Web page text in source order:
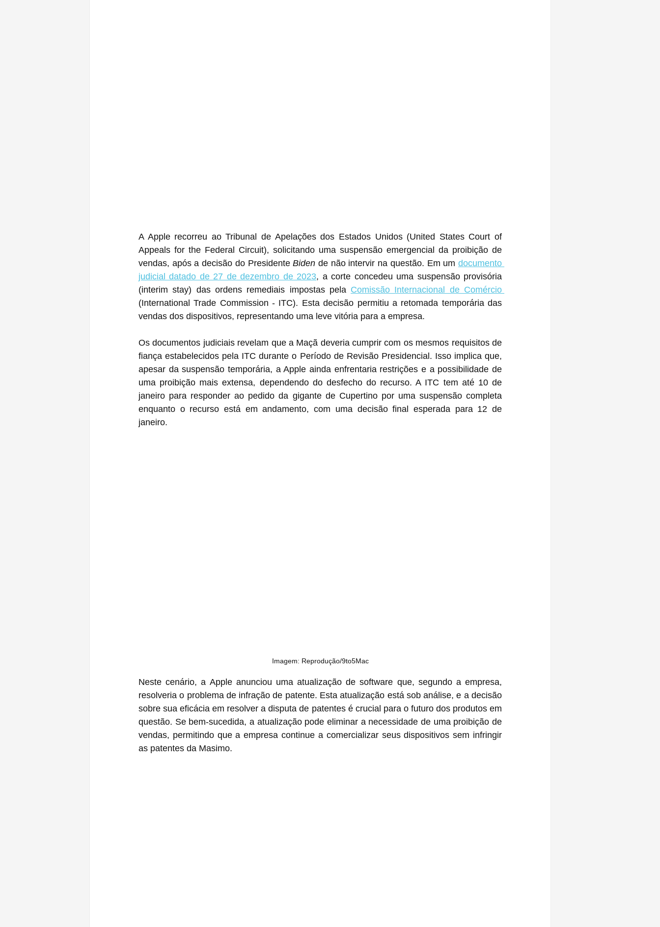
A Apple recorreu ao Tribunal de Apelações dos Estados Unidos (United States Court of
Appeals for the Federal Circuit), solicitando uma suspensão emergencial da proibição de
vendas, após a decisão do Presidente Biden de não intervir na questão. Em um documento
judicial datado de 27 de dezembro de 2023, a corte concedeu uma suspensão provisória
(interim stay) das ordens remediais impostas pela
(International Trade Commission - ITC). Esta decisão permitiu a retomada temporária das
vendas dos dispositivos, representando uma leve vitória para a empresa.
Os documentos judiciais revelam que a Maçã deveria cumprir com os mesmos requisitos de
fiança estabelecidos pela ITC durante o Período de Revisão Presidencial. Isso implica que,
apesar da suspensão temporária, a Apple ainda enfrentaria restrições e a possibilidade de
uma proibição mais extensa, dependendo do desfecho do recurso. A ITC tem até 10 de
janeiro para responder ao pedido da gigante de Cupertino por uma suspensão completa
enquanto o recurso está em andamento, com uma decisão final esperada para 12 de
janeiro.
Imagem: Reprodução/9to5Mac
Neste cenário, a Apple anunciou uma atualização de software que, segundo a empresa,
resolveria o problema de infração de patente. Esta atualização está sob análise, e a decisão
sobre sua eficácia em resolver a disputa de patentes é crucial para o futuro dos produtos em
questão. Se bem-sucedida, a atualização pode eliminar a necessidade de uma proibição de
vendas, permitindo que a empresa continue a comercializar seus dispositivos sem infringir
as patentes da Masimo.